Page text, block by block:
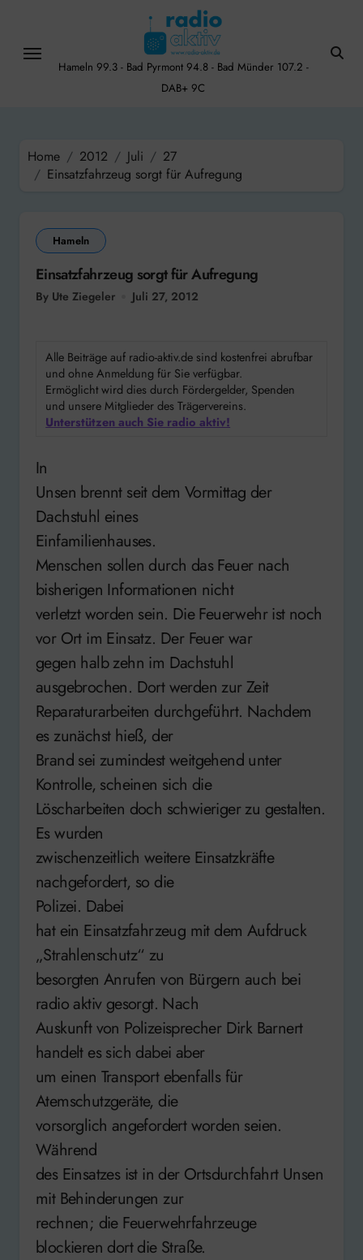
content
Hameln 99.3 - Bad Pyrmont 94.8 - Bad Münder 107.2 -
DAB+ 9C
Home 2012 Juli
27
Einsatzfahrzeug sorgt für Aufregung
Hameln
Einsatzfahrzeug sorgt für Aufregung
By Ute Ziegeler Juli 27, 2012
Alle Beiträge auf radio-aktiv.de sind kostenfrei abrufbar
und ohne Anmeldung für Sie verfügbar.
Ermöglicht wird dies durch Fördergelder, Spenden
und unsere Mitglieder des Trägervereins.
Unterstützen auch Sie radio aktiv!
In
Unsen brennt seit dem Vormittag der
Dachstuhl eines
Einfamilienhauses.
Menschen sollen durch das Feuer nach
bisherigen Informationen nicht
verletzt worden sein. Die Feuerwehr ist noch
vor Ort im Einsatz. Der Feuer war
gegen halb zehn im Dachstuhl
ausgebrochen. Dort werden zur Zeit
Reparaturarbeiten durchgeführt. Nachdem
es zunächst hieß, der
Brand sei zumindest weitgehend unter
Kontrolle, scheinen sich die
Löscharbeiten doch schwieriger zu gestalten.
Es wurden
zwischenzeitlich weitere Einsatzkräfte
nachgefordert, so die
Polizei. Dabei
hat ein Einsatzfahrzeug mit dem Aufdruck
„Strahlenschutz“ zu
besorgten Anrufen von Bürgern auch bei
radio aktiv gesorgt. Nach
Auskunft von Polizeisprecher Dirk Barnert
handelt es sich dabei aber
um einen Transport ebenfalls für
Atemschutzgeräte, die
vorsorglich angefordert worden seien.
Während
des Einsatzes ist in der Ortsdurchfahrt Unsen
mit Behinderungen zur
rechnen; die Feuerwehrfahrzeuge
blockieren dort die Straße.